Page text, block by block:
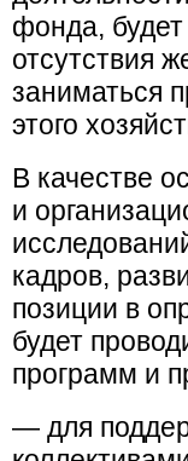
фонда,
отсутствия
заниматься
этого
В качестве
и
кадров,
позиции в
будет
программ и
— для